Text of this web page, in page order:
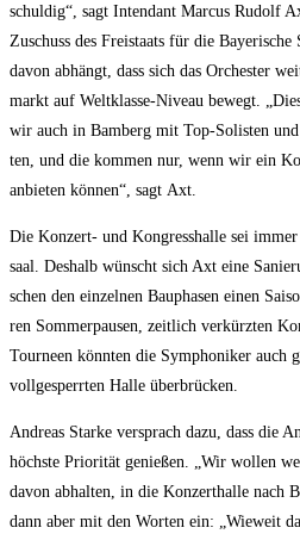
schul­dig“, sagt Inten­dant Mar­cus Rudolf
Zuschuss des Frei­staats für die
davon abhängt, dass sich das Orches­ter
markt auf Welt­klas­se-Niveau bewegt.
wir auch in Bam­berg mit Top-Solis­ten
ten, und die kom­men nur, wenn wir ein
anbie­ten kön­nen“, sagt Axt.
Die Kon­zert- und Kon­gress­hal­le sei
saal. Des­halb wünscht sich Axt eine
schen den ein­zel­nen Bau­pha­sen einen
ren Som­mer­pau­sen, zeit­lich ver­kürz­ten
Tour­neen könn­ten die Sym­pho­ni­ker auch
voll­ge­sperr­ten Hal­le überbrücken.
Andre­as Star­ke ver­sprach dazu, dass die
höchs­te Prio­ri­tät genie­ßen. „Wir wol­len
davon abhal­ten, in die Kon­zert­hal­le nach
dann aber mit den Wor­ten ein: „Wie­weit